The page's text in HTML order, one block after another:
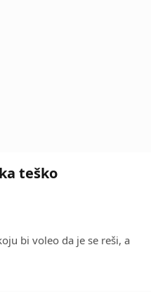
teško
bi voleo da je se reši, a